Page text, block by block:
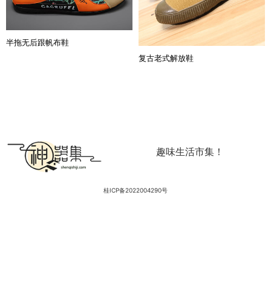
半拖无后跟帆布鞋
复古老式解放鞋
趣味生活市集！
桂ICP备2022004290号